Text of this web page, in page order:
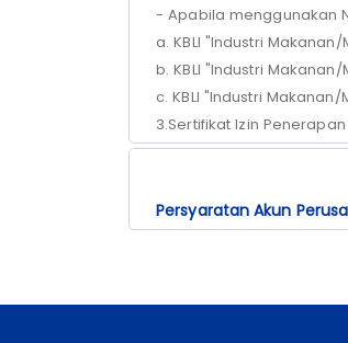
-Apabila menggunakan
a. KBLI "Industri Makanan/
b. KBLI "Industri Makanan/
c. KBLI "Industri Makanan/
3.Sertifikat Izin Penerapan
Persyaratan Akun